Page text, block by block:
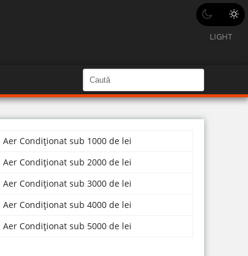
LIGHT
a
ă
î
n
i
t
C
a
n
S
t
Aer Condiționat sub 1000 de lei
Aer Condiționat sub 2000 de lei
Aer Condiționat sub 3000 de lei
Aer Condiționat sub 4000 de lei
Aer Condiționat sub 5000 de lei